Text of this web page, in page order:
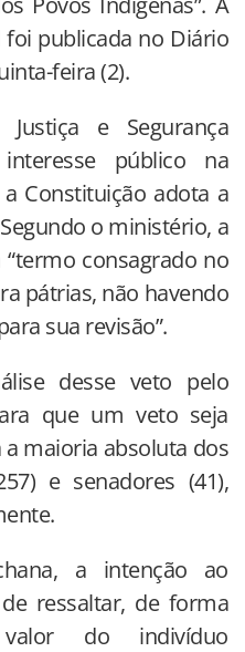
publicada no Diário
feira (2).
e Segurança
público na
Constituição adota a
o ministério, a
consagrado no
pátrias, não havendo
sua revisão”.
desse veto pelo
que um veto seja
maioria absoluta dos
e senadores (41),
a intenção ao
ressaltar, de forma
do indivíduo